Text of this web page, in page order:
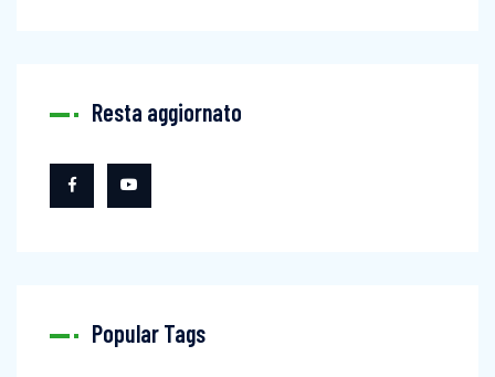
Resta aggiornato
Popular Tags